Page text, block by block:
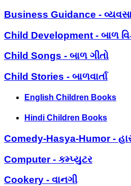
Business Guidance -
Child Development - બાળ
Child Songs - બાળ ગીતો
Child Stories - બાળવાર્તા
English Children Books
Hindi Children Books
Comedy-Hasya-Humor -
Computer - કમ્પ્યુટર
Cookery - વાનગી